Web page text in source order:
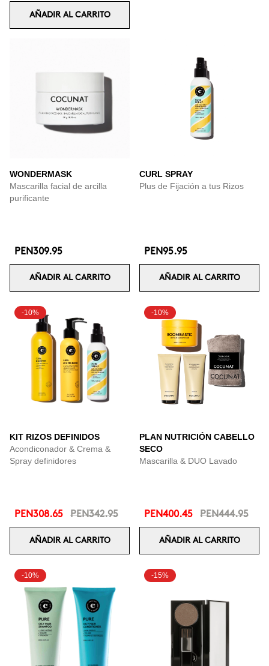
AÑADIR AL CARRITO
WONDERMASK
Mascarilla facial de arcilla
purificante
PEN309.95
AÑADIR AL CARRITO
CURL SPRAY
Plus de Fijación a tus Rizos
PEN95.95
AÑADIR AL CARRITO
-10%
KIT RIZOS DEFINIDOS
Acondiconador & Crema &
Spray definidores
PEN308.65 PEN342.95
AÑADIR AL CARRITO
-10%
PLAN NUTRICIÓN CABELLO
SECO
Mascarilla & DUO Lavado
PEN400.45 PEN444.95
AÑADIR AL CARRITO
-10% -15%